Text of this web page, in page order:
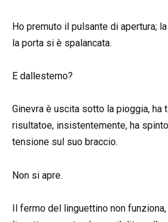
Ho premuto il pulsante di apertura;
la porta si è spalancata.
E dallesterno?
Ginevra è uscita sotto la pioggia, ha
risultatoe, insistentemente, ha
tensione sul suo braccio.
Non si apre.
Il fermo del linguettino non